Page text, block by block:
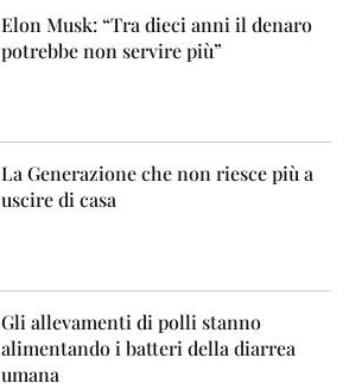
Elon Musk: “Tra dieci anni il denaro
potrebbe non servire più”
La Generazione che non riesce più a
uscire di casa
Gli allevamenti di polli stanno
alimentando i batteri della diarrea
umana